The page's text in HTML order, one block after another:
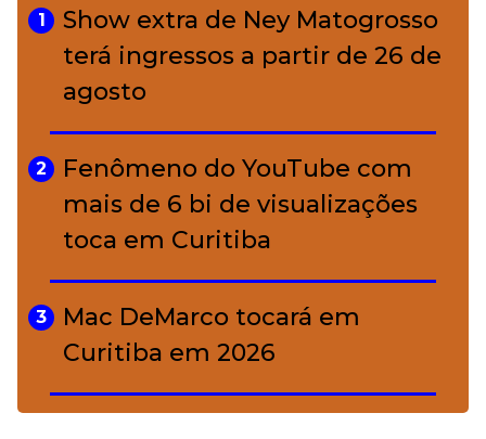
charme rústico que
conquistou o luxo
A ciência por trás da skincare: a
função de cada ativo
1
Show extra de Ney Matogrosso
terá ingressos a partir de 26 de
agosto
2
Fenômeno do YouTube com
mais de 6 bi de visualizações
toca em Curitiba
3
Mac DeMarco tocará em
Curitiba em 2026